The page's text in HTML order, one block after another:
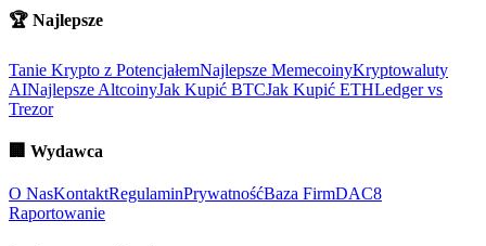
🏆 Najlepsze
Tanie Krypto z PotencjałemNajlepsze MemecoinyKryptowaluty
AINajlepsze AltcoinyJak Kupić BTCJak Kupić ETHLedger vs
Trezor
🏢 Wydawca
O NasKontaktRegulaminPrywatnośćBaza FirmDAC8
Raportowanie